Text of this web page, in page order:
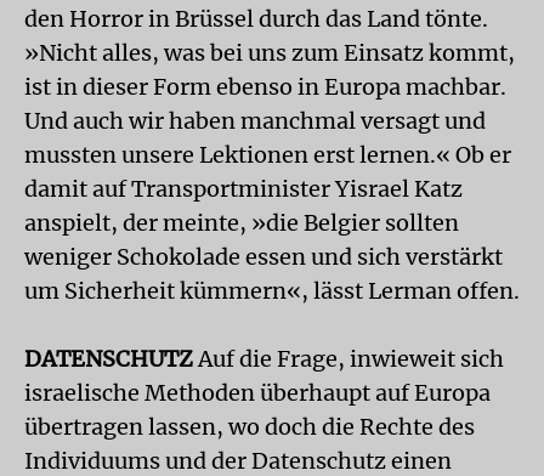
den Horror in Brüssel durch das Land tönte.
»Nicht alles, was bei uns zum Einsatz kommt,
ist in dieser Form ebenso in Europa machbar.
Und auch wir haben manchmal versagt und
mussten unsere Lektionen erst lernen.« Ob er
damit auf Transportminister Yisrael Katz
anspielt, der meinte, »die Belgier sollten
weniger Schokolade essen und sich verstärkt
um Sicherheit kümmern«, lässt Lerman offen.
DATENSCHUTZ Auf die Frage, inwieweit sich
israelische Methoden überhaupt auf Europa
übertragen lassen, wo doch die Rechte des
Individuums und der Datenschutz einen